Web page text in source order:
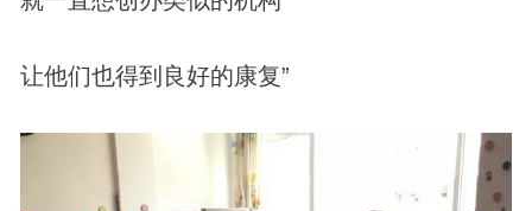
让他们也得到良好的康复”